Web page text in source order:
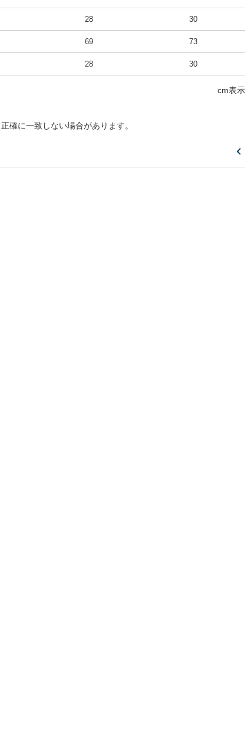
28 30
69 73
28 30
cm表示
確に一致しない場合があります。